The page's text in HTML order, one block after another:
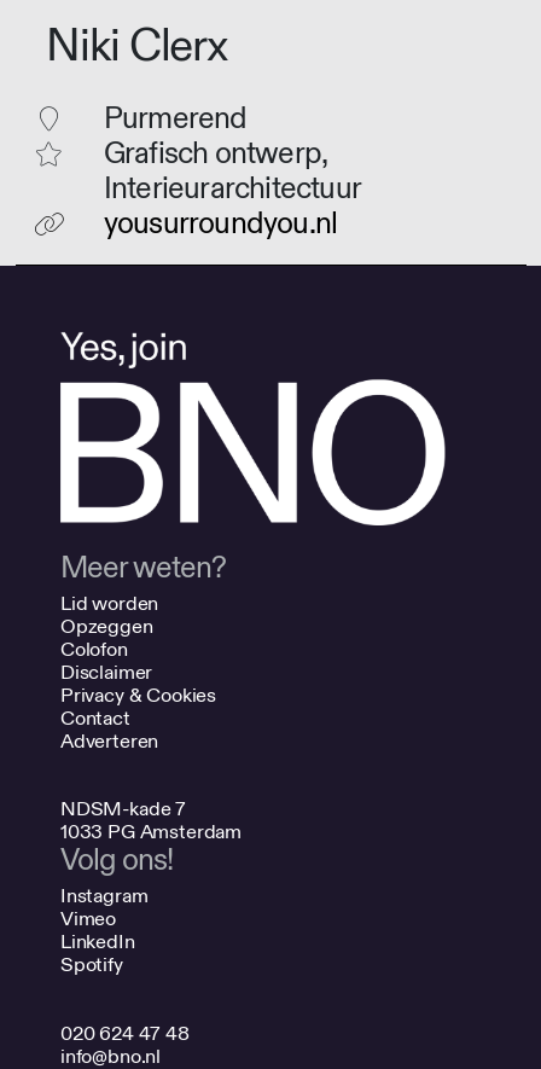
Niki Clerx
Purmerend
Grafisch ontwerp,
Interieurarchitectuur
yousurroundyou.nl
Meer weten?
Lid worden
Opzeggen
Colofon
Disclaimer
Privacy & Cookies
Contact
Adverteren
NDSM-kade 7
1033 PG Amsterdam
Volg ons!
Instagram
Vimeo
LinkedIn
Spotify
020 624 47 48
info@bno.nl